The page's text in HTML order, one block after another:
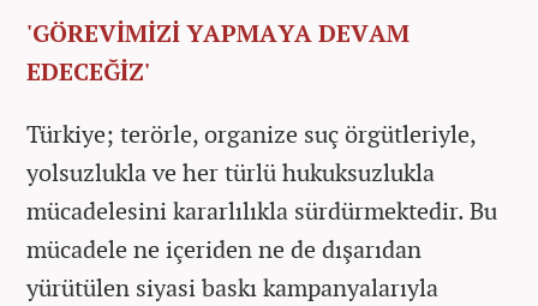
'GÖREVİMİZİ YAPMAYA DEVAM
EDECEĞİZ'
Türkiye; terörle, organize suç örgütleriyle,
yolsuzlukla ve her türlü hukuksuzlukla
mücadelesini kararlılıkla sürdürmektedir. Bu
mücadele ne içeriden ne de dışarıdan
yürütülen siyasi baskı kampanyalarıyla